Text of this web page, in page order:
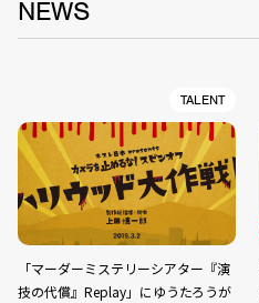
NEWS
TALENT
「マーダーミステリーシアター『演
技の代償』Replay」にゆうたろうが